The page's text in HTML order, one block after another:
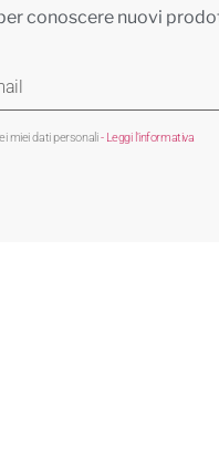
conoscere nuovi
miei dati personali- Leggi l'informativa